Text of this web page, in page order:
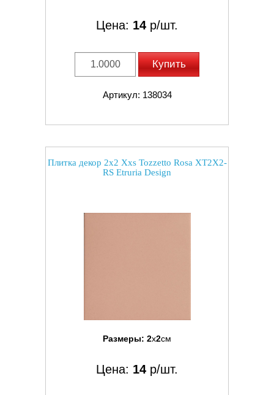
Цена: 14 р/шт.
Купить
Артикул: 138034
Плитка декор 2x2 Xxs Tozzetto Rosa XT2X2-
RS Etruria Design
Размеры: 2x2см
Цена: 14 р/шт.